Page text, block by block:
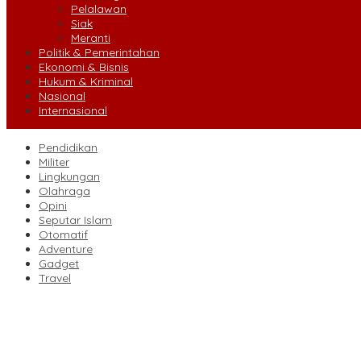
Pelalawan
Siak
Meranti
Politik & Pemerintahan
Ekonomi & Bisnis
Hukum & Kriminal
Nasional
Internasional
Pendidikan
Militer
Lingkungan
Olahraga
Opini
Seputar Islam
Otomatif
Adventure
Gadget
Travel